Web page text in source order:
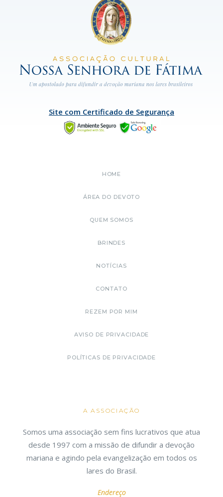
Site com Certificado de Segurança
HOME
ÁREA DO DEVOTO
QUEM SOMOS
BRINDES
NOTÍCIAS
CONTATO
REZEM POR MIM
AVISO DE PRIVACIDADE
POLÍTICAS DE PRIVACIDADE
A ASSOCIAÇÃO
Somos uma associação sem fins lucrativos que atua
desde 1997 com a missão de difundir a devoção
mariana e agindo pela evangelização em todos os
lares do Brasil.
Endereço